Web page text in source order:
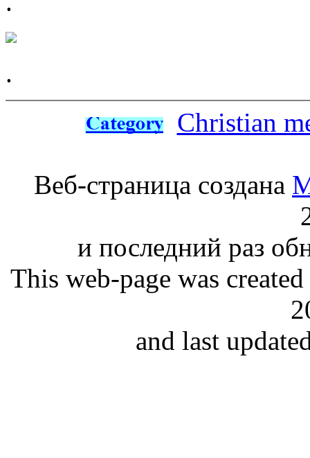
.
Christian
Веб-страница создана
и последний раз
This web-page was
and last